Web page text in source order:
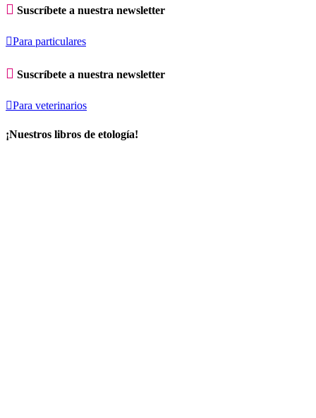
 Suscríbete a nuestra newsletter
Para particulares
 Suscríbete a nuestra newsletter
Para veterinarios
¡Nuestros libros de etología!